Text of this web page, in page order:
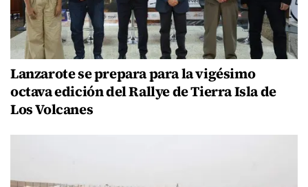
Lanzarote se prepara para la vigésimo
octava edición del Rallye de Tierra Isla de
Los Volcanes